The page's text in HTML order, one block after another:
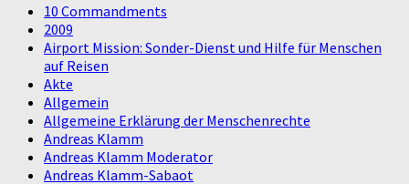
10 Commandments
2009
Airport Mission: Sonder-Dienst und Hilfe für Menschen
auf Reisen
Akte
Allgemein
Allgemeine Erklärung der Menschenrechte
Andreas Klamm
Andreas Klamm Moderator
Andreas Klamm-Sabaot